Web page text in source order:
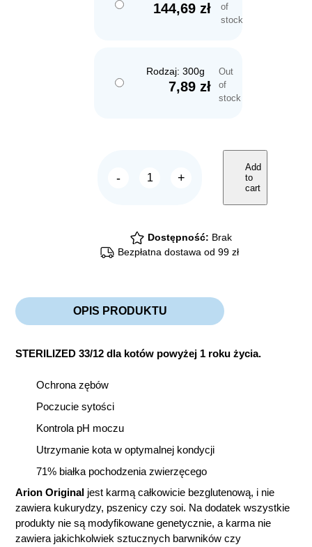
144,69zł
of
stock
Rodzaj: 300g
7,89zł
Out
of
stock
-
ARION
+
Add
to
cart
Dostępność: Brak
Bezpłatna dostawa od 99 zł
OPIS PRODUKTU
STERILIZED 33/12 dla kotów powyżej 1 roku życia.
Ochrona zębów
Poczucie sytości
Kontrola pH moczu
Utrzymanie kota w optymalnej kondycji
71% białka pochodzenia zwierzęcego
Arion Original jest karmą całkowicie bezglutenową, i nie
zawiera kukurydzy, pszenicy czy soi. Na dodatek wszystkie
produkty nie są modyfikowane genetycznie, a karma nie
zawiera jakichkolwiek sztucznych barwników czy